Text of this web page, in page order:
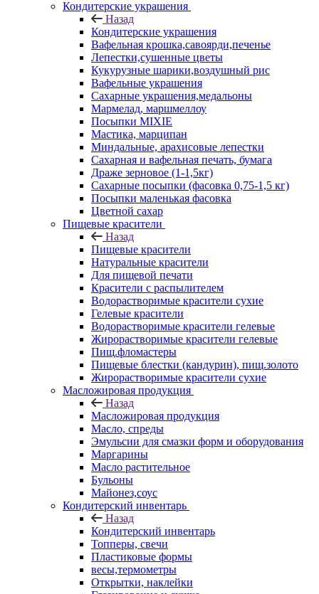
Кондитерские украшения
Назад
Кондитерские украшения
Вафельная крошка,савоярди,печенье
Лепестки,сушенные цветы
Кукурузные шарики,воздушный рис
Вафельные украшения
Сахарные украшения,медальоны
Мармелад, маршмеллоу
Посыпки MIXIE
Мастика, марципан
Миндальные, арахисовые лепестки
Сахарная и вафельная печать, бумага
Драже зерновое (1-1,5кг)
Сахарные посыпки (фасовка 0,75-1,5 кг)
Посыпки маленькая фасовка
Цветной сахар
Пищевые красители
Назад
Пищевые красители
Натуральные красители
Для пищевой печати
Красители с распылителем
Водорастворимые красители сухие
Гелевые красители
Водорастворимые красители гелевые
Жирорастворимые красители гелевые
Пищ.фломастеры
Пищевые блестки (кандурин), пищ.золото
Жирорастворимые красители сухие
Масложировая продукция
Назад
Масложировая продукция
Масло, спреды
Эмульсии для смазки форм и оборудования
Маргарины
Масло растительное
Бульоны
Майонез,соус
Кондитерский инвентарь
Назад
Кондитерский инвентарь
Топперы, свечи
Пластиковые формы
весы,термометры
Открытки, наклейки